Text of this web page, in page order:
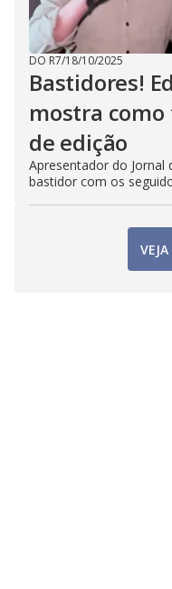
DO R7/18/10/2025
Bastidores!
mostra
de edição
Apresentador do Jornal
bastidor com os